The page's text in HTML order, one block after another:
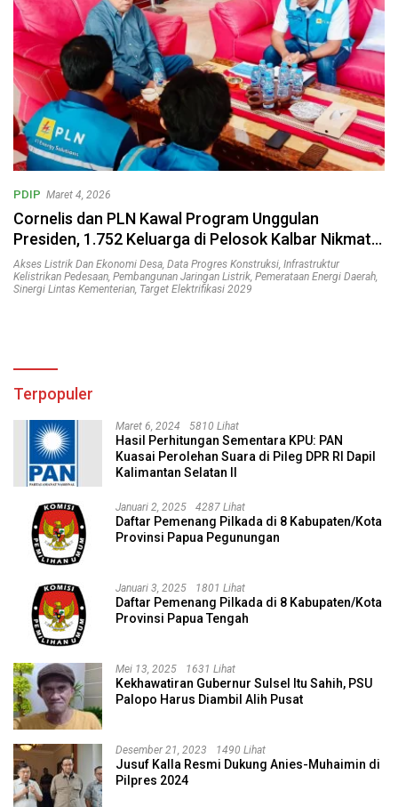
PDIP Maret 4, 2026
Cornelis dan PLN Kawal Program Unggulan
Presiden, 1.752 Keluarga di Pelosok Kalbar Nikmati
Aliran Listrik
Akses Listrik Dan Ekonomi Desa, Data Progres Konstruksi, Infrastruktur
Kelistrikan Pedesaan, Pembangunan Jaringan Listrik, Pemerataan Energi Daerah,
Sinergi Lintas Kementerian, Target Elektrifikasi 2029
Terpopuler
Maret 6, 2024 5810 Lihat
Hasil Perhitungan Sementara KPU: PAN
Kuasai Perolehan Suara di Pileg DPR RI Dapil
Kalimantan Selatan II
Januari 2, 2025 4287 Lihat
Daftar Pemenang Pilkada di 8 Kabupaten/Kota
Provinsi Papua Pegunungan
Januari 3, 2025 1801 Lihat
Daftar Pemenang Pilkada di 8 Kabupaten/Kota
Provinsi Papua Tengah
Mei 13, 2025 1631 Lihat
Kekhawatiran Gubernur Sulsel Itu Sahih, PSU
Palopo Harus Diambil Alih Pusat
Desember 21, 2023 1490 Lihat
Jusuf Kalla Resmi Dukung Anies-Muhaimin di
Pilpres 2024